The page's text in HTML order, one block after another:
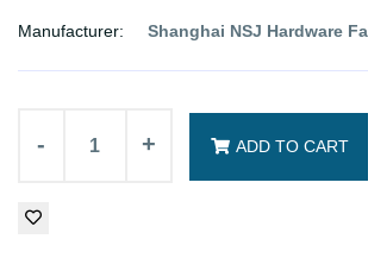
Manufacturer: Shanghai NSJ Hardware
- + ADD TO CART